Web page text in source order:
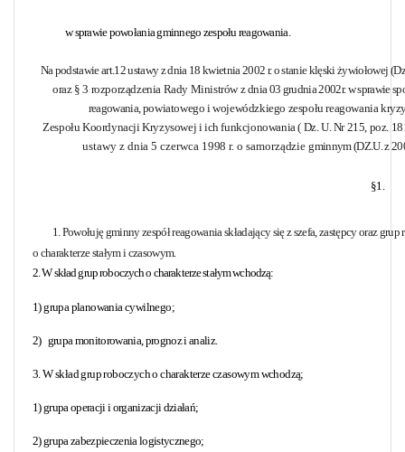
w sprawie powołania gminnego zespołu reagowania.
Na podstawie art.12 ustawy z dnia 18 kwietnia 2002 r. o stanie klęski żywiołowej
oraz § 3 rozporządzenia Rady Ministrów zdnia 03 grudnia 2002r. w sprawie
reagowania,powiatowego i wojewódzkiego zespołu reagowania
Zespołu Koordynacji Kryzysowej i ich funkcjonowania ( Dz. U. Nr 215, poz.
ustawy z dnia 5 czerwca 1998 r. o samorządziegminnym (DZ.U. z
§1.
1. Powołuję gminny zespół reagowania składający się z szefa, zastępcy oraz grup
o charakterze stałym i czasowym.
2. W skład grup roboczych o charakterze stałym wchodzą:
1) grupa planowania cywilnego;
2) grupa monitorowania, prognoz i analiz.
3. W skład grup roboczych o charakterze czasowym wchodzą;
1) grupa operacji i organizacji działań;
2) grupa zabezpieczenia logistycznego;